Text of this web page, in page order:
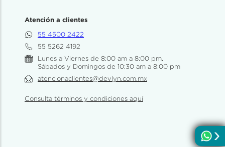
Atención a clientes
55 4500 2422
55 5262 4192
Lunes a Viernes de 8:00 am a 8:00 pm.
Sábados y Domingos de 10:30 am a 8:00 pm
atencionaclientes@devlyn.com.mx
Consulta términos y condiciones aquí